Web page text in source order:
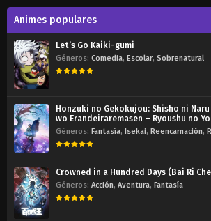
Animes populares
Let’s Go Kaiki-gumi
Géneros: Comedia, Escolar, Sobrenatural
Honzuki no Gekokujou: Shisho ni Naru
wo Erandeiraremasen – Ryoushu no
Géneros: Fantasía, Isekai, Reencarnación,
Crowned in a Hundred Days (Bai Ri
Géneros: Acción, Aventura, Fantasía